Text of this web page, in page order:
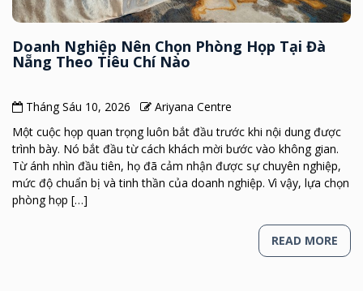
Doanh Nghiệp Nên Chọn Phòng Họp Tại Đà
Nẵng Theo Tiêu Chí Nào
Tháng Sáu 10, 2026
Ariyana Centre
Một cuộc họp quan trọng luôn bắt đầu trước khi nội dung được
trình bày. Nó bắt đầu từ cách khách mời bước vào không gian.
Từ ánh nhìn đầu tiên, họ đã cảm nhận được sự chuyên nghiệp,
mức độ chuẩn bị và tinh thần của doanh nghiệp. Vì vậy, lựa chọn
phòng họp […]
READ MORE